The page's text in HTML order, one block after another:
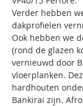
Verder hebben
dakprofielen
Ook hebben we
(rond de glazen
vernieuwd door
vloerplanken.
hardhouten
Bankirai zijn.